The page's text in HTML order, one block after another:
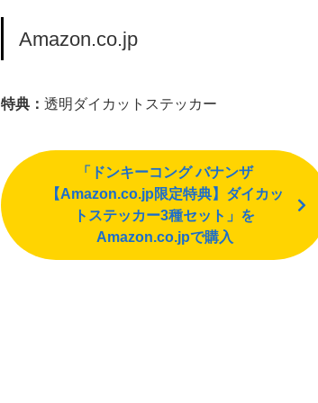
Amazon.co.jp
特典： 透明ダイカットステッカー
「ドンキーコング バナンザ
【Amazon.co.jp限定特典】ダイカッ
トステッカー3種セット」を
Amazon.co.jpで購入